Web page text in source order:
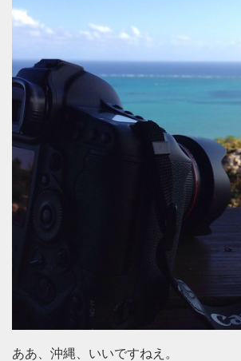
ああ、沖縄、いいですねえ。